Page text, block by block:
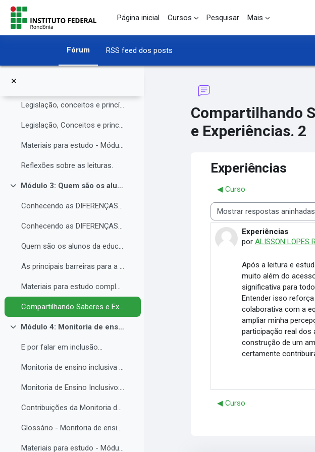
Ir para o conteúdo principal
Página inicial
Cursos Pesquisar Mais
Fórum RSS feed dos posts
Compartilhando Saberes e Experiências.
Legislação, conceitos e princípios da educação inclusiva.
Legislação, Conceitos e princípios da educação inclusiva (parte 2)
Materiais para estudo - Módulo 2.
Reflexões sobre as leituras.
Contrair
Módulo 3: Quem são os alunos da educação inclusiva.
Conhecendo as DIFERENÇAS para promover a IGUALDADE com EQUIDADE.
Conhecendo as DIFERENÇAS para promover a IGUALDADE com EQUIDADE.
Quem são os alunos da educação inclusiva.
As principais barreiras para a inclusão.
Materiais para estudo complementar - Módulo 3.
Compartilhando Saberes e Experiências. 2
Contrair
Módulo 4: Monitoria de ensino inclusiva no processo formativo de estudantes com Necessidades Educacionais Específicas - NEE no contexto da Educação Profissional e Tecnológica.
E por falar em inclusão...
Monitoria de ensino inclusiva junto a estudante com Necessidades Educacionais Específicas - NEE no contexto da Educação Profissional e Tecnológica.
Monitoria de Ensino Inclusivo: Conceitos e Objetivos.
Contribuições da Monitoria de ensino inclusiva para o estudante com Necessidades Educacionais Específicas.
Glossário - Monitoria de ensino e educação inclusiva.
Materiais para estudo - Módulo 4.
Compartilhando
e Experiências. 2
Experiências
◀︎ Curso
Modo de visualização
Experiências
porALISSON LOPES
Número de respostas:
Após a leitura e
muito além do
significativa para
Entender isso
colaborativa com a
ampliar minha
participação real dos
construção de um
certamente
◀︎ Curso